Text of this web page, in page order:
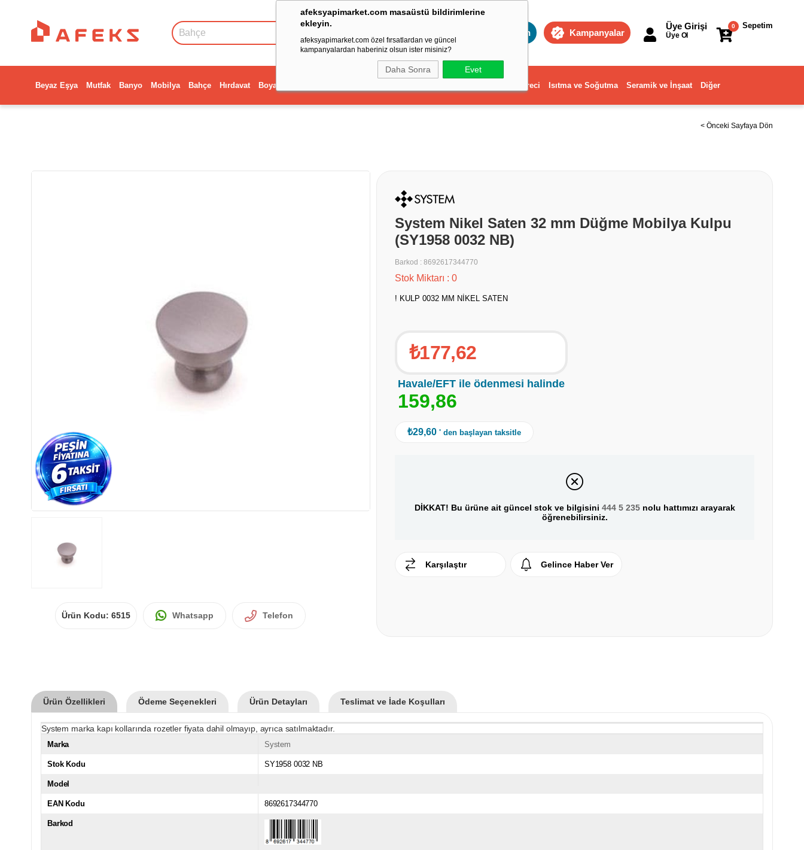
afeksyapimarket.com masaüstü bildirimlerine
ekleyin.
afeksyapimarket.com özel fırsatlardan ve güncel
kampanyalardan haberiniz olsun ister misiniz?
Daha Sonra Evet
Toptan Kampanyalar
Sepetim
0
Üye Girişi
Üye Ol
Beyaz Eşya Mutfak Banyo Mobilya Bahçe Hırdavat Boya Dekorasyon ve Ev Gereci Isıtma ve Soğutma Seramik ve İnşaat Diğer
< Önceki Sayfaya Dön
Ürün Kodu: 6515 Whatsapp Telefon
System Nikel Saten 32 mm Düğme Mobilya Kulpu
(SY1958 0032 NB)
Barkod : 8692617344770
Stok Miktarı : 0
! KULP 0032 MM NİKEL SATEN
₺177,62
Havale/EFT ile ödenmesi halinde
159,86
₺29,60 ' den başlayan taksitle
DİKKAT! Bu ürüne ait güncel stok ve bilgisini 444 5 235nolu hattımızı arayarak
öğrenebilirsiniz.
Karşılaştır Gelince Haber Ver
Ürün Özellikleri Ödeme Seçenekleri Ürün Detayları Teslimat ve İade Koşulları
System marka kapı kollarında rozetler fiyata dahil olmayıp, ayrıca satılmaktadır.
Marka System
Stok Kodu SY1958 0032 NB
Model
EAN Kodu 8692617344770
Barkod